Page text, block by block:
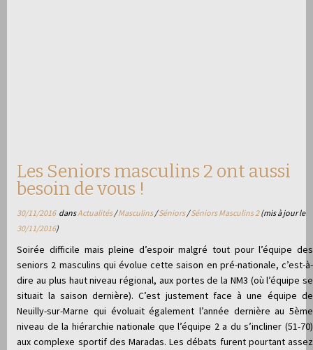
Les Seniors masculins 2 ont aussi
besoin de vous !
30/11/2016dansActualités/Masculins/Séniors/Séniors Masculins 2(mis à jour le
30/11/2016)
Soirée difficile mais pleine d’espoir malgré tout pour l’équipe des
seniors 2 masculins qui évolue cette saison en pré-nationale, c’est-à-
dire au plus haut niveau régional, aux portes de la NM3 (où l’équipe se
situait la saison dernière). C’est justement face à une équipe de
Neuilly-sur-Marne qui évoluait également l’année dernière au 5ème
niveau de la hiérarchie nationale que l’équipe 2 a du s’incliner (51-70)
aux complexe sportif des Maradas. Les débats furent pourtant assez